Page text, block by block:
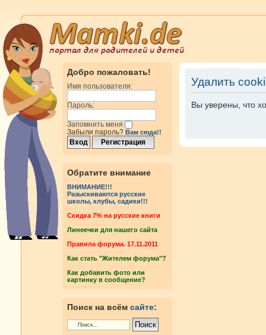
Добро пожаловать!
Имя пользователя:
Пароль:
Запомнить меня
Забыли пароль? Вам сюда!!
Обратите внимание
ВНИМАНИЕ!!!
Разыскиваются русские
школы, клубы, садики!!!
Cкидка 7% на русские книги
Линеечки для нашего сайта
Правила форума. 17.11.2011
Как стать "Жителем форума"?
Как добавить фото или
картинку в сообщение?
Поиск на всём сайте:
Удалить
Вы уверены, что